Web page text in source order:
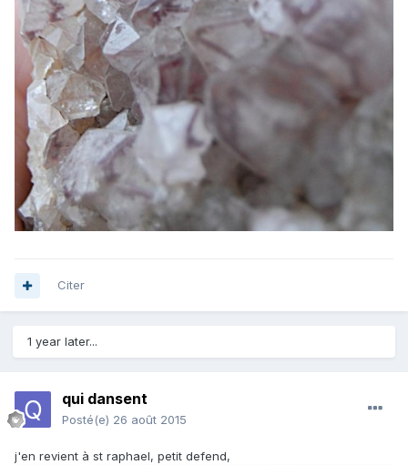
Citer
1 year later...
qui dansent
Posté(e) 26 août 2015
j'en revient à st raphael, petit defend,